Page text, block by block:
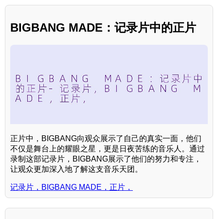
BIGBANG MADE：记录片中的正片
正片中，BIGBANG向观众展示了自己的真实一面，他们
不仅是舞台上的耀眼之星，更是日夜苦练的音乐人。通过
录制这部记录片，BIGBANG展示了他们的努力和专注，
让观众更加深入地了解这支音乐天团。
记录片，BIGBANG MADE，正片，